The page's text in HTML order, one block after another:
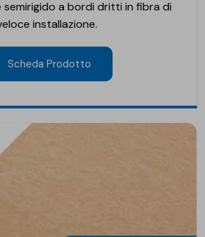
semirigido a bordi dritti in fibra di
installazione.
Scheda Prodotto